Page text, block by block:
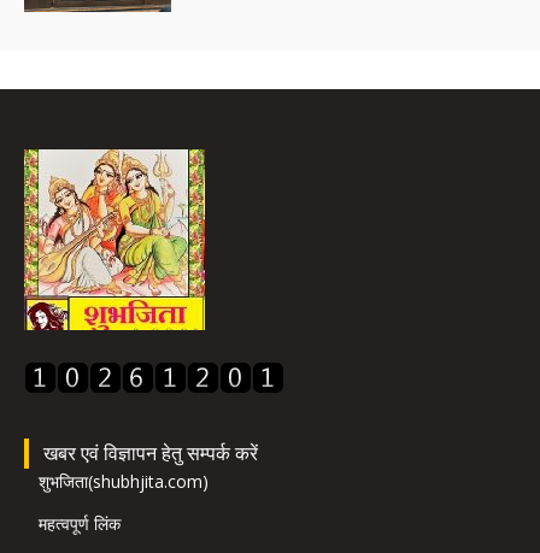
खबर एवं विज्ञापन हेतु सम्पर्क करें
शुभजिता(shubhjita.com)
महत्वपूर्ण लिंक